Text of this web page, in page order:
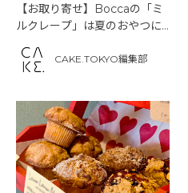
【お取り寄せ】Boccaの「ミ
ルクレープ」は夏のおやつに
CAKE.TOKYO編集部